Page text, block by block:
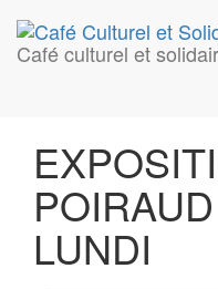
Café culturel et
LUNDI